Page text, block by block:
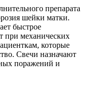
препарата
шейки матки.
быстрое
при механических
которые
Свечи назначают
поражений и